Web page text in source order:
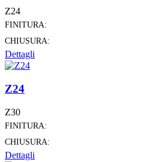
Z24
FINITURA:
CHIUSURA:
Dettagli
Z24
Z30
FINITURA:
CHIUSURA:
Dettagli